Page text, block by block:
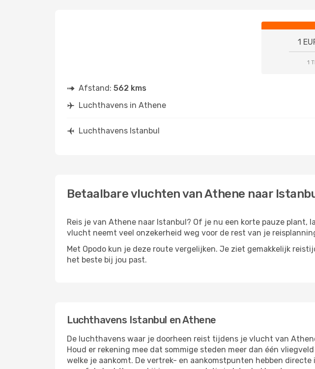
1
1
Afstand: 562 kms
Luchthavens in Athene
Luchthavens Istanbul
Betaalbare vluchten van Athene naar
Reis je van Athene naar Istanbul? Of je nu een korte pauze
vlucht neemt veel onzekerheid weg voor de rest van je
Met Opodo kun je deze route vergelijken. Je ziet gemakkelijk
het beste bij jou past.
Luchthavens Istanbul en Athene
De luchthavens waar je doorheen reist tijdens je vlucht van
Houd er rekening mee dat sommige steden meer dan één
welke je aankomt. De vertrek- en aankomstpunten hebben